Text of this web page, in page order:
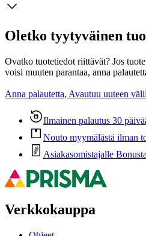
Oletko tyytyväinen
Ovatko tuotetiedot riittävät? Jos
voisi muuten parantaa, anna
Anna palautetta, Avautuu uuteen
Ilmainen palautus 30
Nouto myymälästä ilman
Asiakasomistajalle
Verkkokauppa